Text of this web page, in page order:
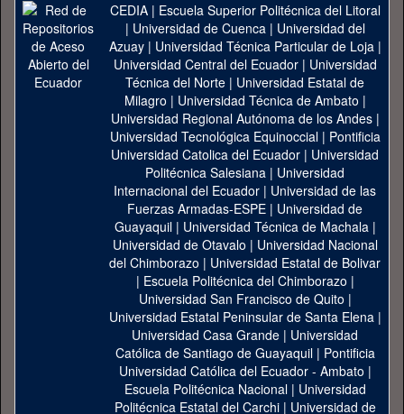
CEDIA| Escuela Superior Politécnica del Litoral
| Universidad de Cuenca| Universidad del
Azuay| Universidad Técnica Particular de Loja|
Universidad Central del Ecuador| Universidad
Técnica del Norte | Universidad Estatal de
Milagro | Universidad Técnica de Ambato |
Universidad Regional Autónoma de los Andes|
Universidad Tecnológica Equinoccial| Pontificia
Universidad Catolica del Ecuador | Universidad
Politécnica Salesiana | Universidad
Internacional del Ecuador | Universidad de las
Fuerzas Armadas-ESPE | Universidad de
Guayaquil| Universidad Técnica de Machala|
Universidad de Otavalo | Universidad Nacional
del Chimborazo | Universidad Estatal de Bolivar
| Escuela Politécnica del Chimborazo |
Universidad San Francisco de Quito |
Universidad Estatal Peninsular de Santa Elena|
Universidad Casa Grande | Universidad
Católica de Santiago de Guayaquil| Pontificia
Universidad Católica del Ecuador - Ambato |
Escuela Politécnica Nacional| Universidad
Politécnica Estatal del Carchi| Universidad de